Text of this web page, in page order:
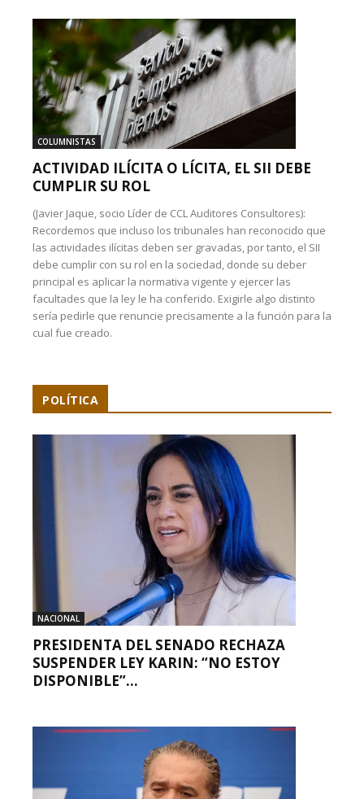
COLUMNISTAS
ACTIVIDAD ILÍCITA O LÍCITA, EL SII DEBE
CUMPLIR SU ROL
(Javier Jaque, socio Líder de CCL Auditores Consultores):
Recordemos que incluso los tribunales han reconocido que
las actividades ilícitas deben ser gravadas, por tanto, el SII
debe cumplir con su rol en la sociedad, donde su deber
principal es aplicar la normativa vigente y ejercer las
facultades que la ley le ha conferido. Exigirle algo distinto
sería pedirle que renuncie precisamente a la función para la
cual fue creado.
POLÍTICA
NACIONAL
PRESIDENTA DEL SENADO RECHAZA
SUSPENDER LEY KARIN: “NO ESTOY
DISPONIBLE”...